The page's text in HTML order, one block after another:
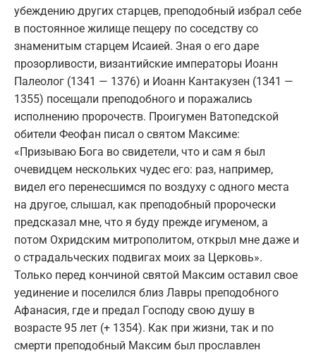
убеждению других старцев, преподобный избрал себе
в постоянное жилище пещеру по соседству со
знаменитым старцем Исаией. Зная о его даре
прозорливости, византийские императоры Иоанн
Палеолог (1341 — 1376) и Иоанн Кантакузен (1341 —
1355) посещали преподобного и поражались
исполнению пророчеств. Проигумен Ватопедской
обители Феофан писал о святом Максиме:
«Призываю Бога во свидетели, что и сам я был
очевидцем нескольких чудес его: раз, например,
видел его перенесшимся по воздуху с одного места
на другое, слышал, как преподобный пророчески
предсказал мне, что я буду прежде игуменом, а
потом Охридским митрополитом, открыл мне даже и
о страдальческих подвигах моих за Церковь».
Только перед кончиной святой Максим оставил свое
уединение и поселился близ Лавры преподобного
Афанасия, где и предал Господу свою душу в
возрасте 95 лет (+ 1354). Как при жизни, так и по
смерти преподобный Максим был прославлен